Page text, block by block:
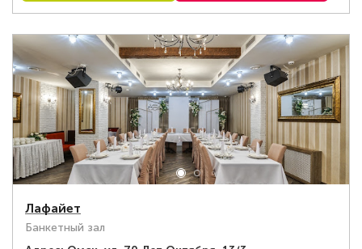
Лафайет
Банкетный зал